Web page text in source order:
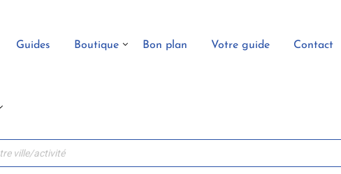
Guides Boutique Bon plan Votre guide Contact